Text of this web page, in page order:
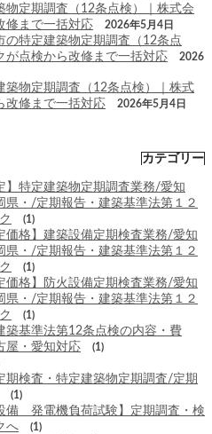
物定期調査（12条点検）｜株式会
修まで一括対応
2026年5月4日
の特定建築物定期調査（12条点
が点検から改修まで一括対応
2026
築物定期調査（12条点検）｜株式
改修まで一括対応
2026年5月4日
カテゴリー
】特定建築物定期調査業務/愛知
県・/定期報告・建築基準法第１２
(1)
価格】建築設備定期検査業務/愛知
県・/定期報告・建築基準法第１２
(1)
価格】防火設備定期検査業務/愛知
県・/定期報告・建築基準法第１２
(1)
築基準法第12条点検の内容・費
屋・愛知対応
(1)
検査・特定建築物定期調査/定期
(1)
発電機負荷試験】定期調査・検
へ
(1)